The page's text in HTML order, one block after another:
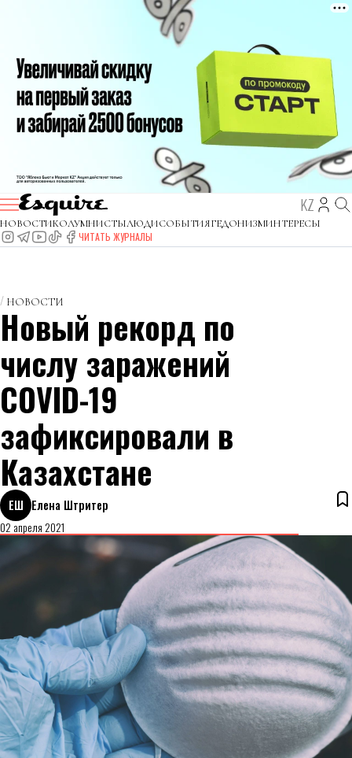
KZ
НОВОСТИКОЛУМНИСТЫЛЮДИСОБЫТИЯГЕДОНИЗМИНТЕРЕСЫ
ЧИТАТЬ ЖУРНАЛЫ
НОВОСТИ
Новый рекорд по
числу заражений
COVID-19
зафиксировали в
Казахстане
ЕШ Елена Штритер
02 апреля 2021